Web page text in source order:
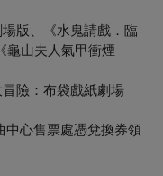
版、《水鬼請戲．臨
龜山夫人氣甲衝煙
險：布袋戲紙劇場
中心售票處憑兌換券領